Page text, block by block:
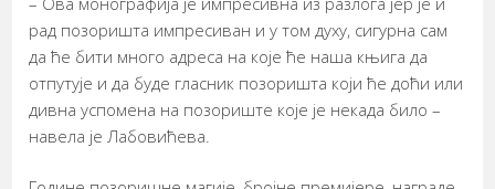
рад позоришта импресиван и у том духу, сигурна сам
да ће бити много адреса на које ће наша књига да
отпутује и да буде гласник позоришта који ће доћи или
дивна успомена на позориште које је некада било –
навела је Лабовићева.